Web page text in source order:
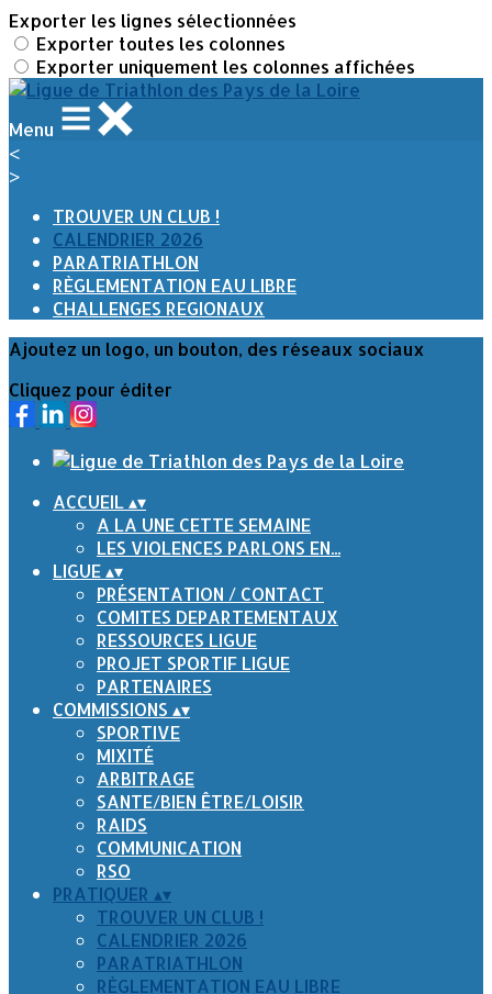
Exporter les lignes sélectionnées
Exporter toutes les colonnes
Exporter uniquement les colonnes affichées
Menu
<
>
TROUVER UN CLUB !
CALENDRIER 2026
PARATRIATHLON
RÈGLEMENTATION EAU LIBRE
CHALLENGES REGIONAUX
Ajoutez un logo, un bouton, des réseaux sociaux
Cliquez pour éditer
ACCUEIL▴▾
A LA UNE CETTE SEMAINE
LES VIOLENCES PARLONS EN...
LIGUE▴▾
PRÉSENTATION / CONTACT
COMITES DEPARTEMENTAUX
RESSOURCES LIGUE
PROJET SPORTIF LIGUE
PARTENAIRES
COMMISSIONS ▴▾
SPORTIVE
MIXITÉ
ARBITRAGE
SANTE/BIEN ÊTRE/LOISIR
RAIDS
COMMUNICATION
RSO
PRATIQUER ▴▾
TROUVER UN CLUB !
CALENDRIER 2026
PARATRIATHLON
RÈGLEMENTATION EAU LIBRE